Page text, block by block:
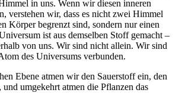
in uns. Wenn wir diesen inneren
verstehen wir, dass es nicht zwei Himmel
Körper begrenzt sind, sondern nur einen
ist aus demselben Stoff gemacht –
von uns. Wir sind nicht allein. Wir sind
des Universums verbunden.
Ebene atmen wir den Sauerstoff ein, den
und umgekehrt atmen die Pflanzen das